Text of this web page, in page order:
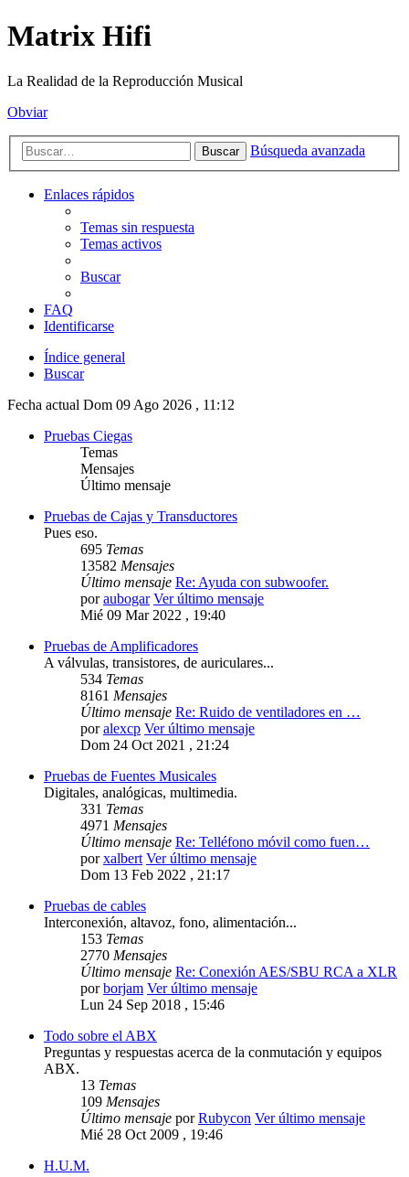
Matrix Hifi
La Realidad de la Reproducción Musical
Obviar
Buscar Búsqueda avanzada
Enlaces rápidos
Temas sin respuesta
Temas activos
Buscar
FAQ
Identificarse
Índice general
Buscar
Fecha actual Dom 09 Ago 2026 , 11:12
Pruebas Ciegas
Temas
Mensajes
Último mensaje
Pruebas de Cajas y Transductores
Pues eso.
695 Temas
13582 Mensajes
Último mensaje Re: Ayuda con subwoofer.
poraubogar Ver último mensaje
Mié 09 Mar 2022 , 19:40
Pruebas de Amplificadores
A válvulas, transistores, de auriculares...
534 Temas
8161 Mensajes
Último mensaje Re: Ruido de ventiladores en …
poralexcp Ver último mensaje
Dom 24 Oct 2021 , 21:24
Pruebas de Fuentes Musicales
Digitales, analógicas, multimedia.
331 Temas
4971 Mensajes
Último mensaje Re: Telléfono móvil como fuen…
porxalbert Ver último mensaje
Dom 13 Feb 2022 , 21:17
Pruebas de cables
Interconexión, altavoz, fono, alimentación...
153 Temas
2770 Mensajes
Último mensaje Re: Conexión AES/SBU RCA a XLR
porborjam Ver último mensaje
Lun 24 Sep 2018 , 15:46
Todo sobre el ABX
Preguntas y respuestas acerca de la conmutación y equipos
ABX.
13 Temas
109 Mensajes
Último mensaje porRubycon Ver último mensaje
Mié 28 Oct 2009 , 19:46
H.U.M.